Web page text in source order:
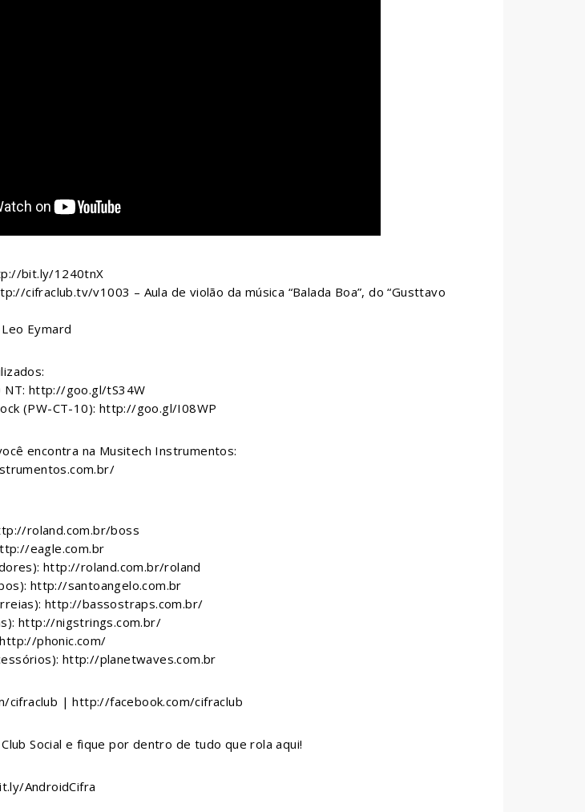
bit.ly/1240tnX
cifraclub.tv/v1003 – Aula de violão da música “Balada Boa”, do “Gusttavo
Eymard
NT: http://goo.gl/tS34W
(PW-CT-10): http://goo.gl/I08WP
encontra na Musitech Instrumentos:
roland.com.br/boss
eagle.com.br
http://roland.com.br/roland
http://santoangelo.com.br
http://bassostraps.com.br/
http://nigstrings.com.br/
phonic.com/
http://planetwaves.com.br
| http://facebook.com/cifraclub
Social e fique por dentro de tudo que rola aqui!
AndroidCifra